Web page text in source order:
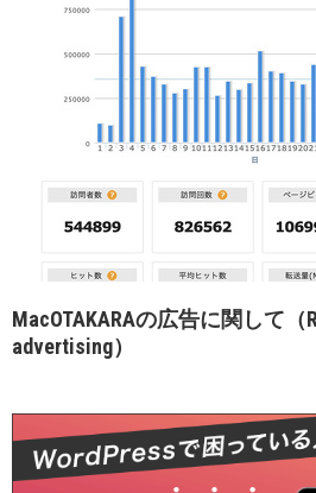
MacOTAKARAの広告に関して（
advertising）